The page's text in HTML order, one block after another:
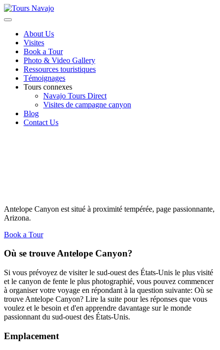
Accéder
au
principalAbout Us
Visites
Book a Tour
Photo & Video Gallery
Ressources touristiques
Témoignages
Tours connexes
Navajo Tours Direct
Visites de campagne canyon
Blog
Contact Us
Antelope Canyon est situé à proximité tempérée, page passionnante,
Arizona.
Book a Tour
Où se trouve Antelope Canyon?
Si vous prévoyez de visiter le sud-ouest des États-Unis le plus visité
et le canyon de fente le plus photographié, vous pouvez commencer
à organiser votre voyage en répondant à la question suivante: Où se
trouve Antelope Canyon? Lire la suite pour les réponses que vous
voulez et le besoin et d'en apprendre davantage sur le monde
passionnant du sud-ouest des États-Unis.
Emplacement